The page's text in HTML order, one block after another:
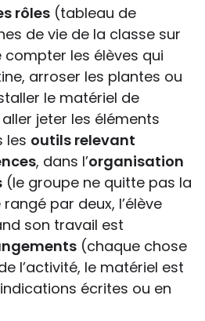
rôles (tableau de
de vie de la classe sur
les élèves qui
arroser les plantes ou
le matériel de
jeter les éléments
les outils relevant
, dans l’organisation
(le groupe ne quitte pas la
par deux, l’élève
son travail est
(chaque chose
l’activité, le matériel est
écrites ou en